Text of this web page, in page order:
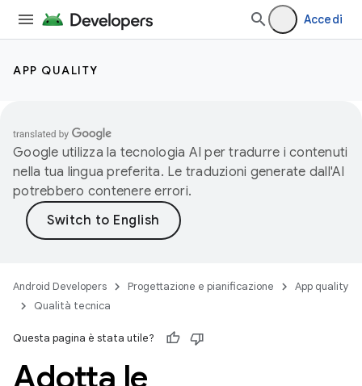
Accedi
APP QUALITY
Google utilizza la tecnologia AI per tradurre i contenuti
nella tua lingua preferita. Le traduzioni generate dall'AI
potrebbero contenere errori.
Android Developers Progettazione e pianificazione
App quality
Qualità tecnica
Questa pagina è stata utile?
Adotta le